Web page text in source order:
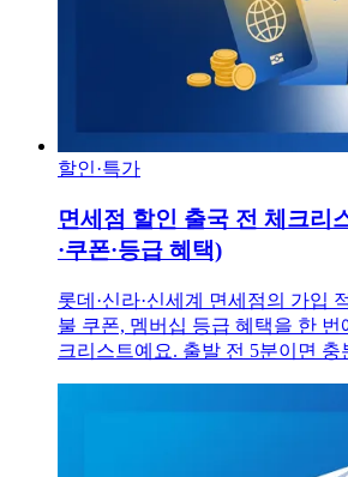
할인·특가
면세점 할인 출국 전 체크리
·쿠폰·등급 혜택)
롯데·신라·신세계 면세점의 가입
불 쿠폰, 멤버십 등급 혜택을 한 번
크리스트예요. 출발 전 5분이면 충